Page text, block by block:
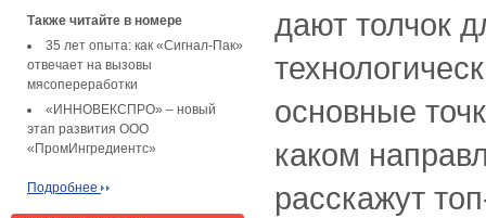
Также читайте в номере
35 лет опыта: как «Сигнал-Пак»
отвечает на вызовы
мясопереработки
«ИННОВЕКСПРО» – новый
этап развития ООО
«ПромИнгредиентс»
Подробнее
дают толчок
основные
каком
расскажут